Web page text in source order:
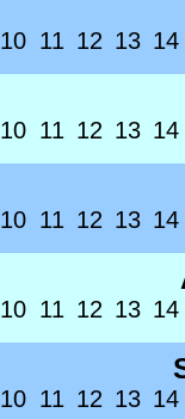
10 11 12 13 14
10 11 12 13 14
10 11 12 13 14
10 11 12 13 14
10 11 12 13 14